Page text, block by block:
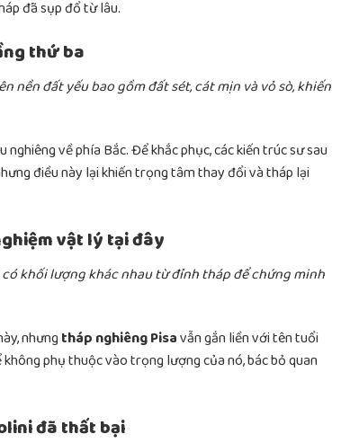
đã sụp đổ từ lâu.
thứ ba
đất yếu bao gồm đất sét, cát mịn và vỏ sò, khiến
về phía Bắc. Để khắc phục, các kiến trúc sư sau
điều này lại khiến trọng tâm thay đổi và tháp lại
vật lý tại đây
khối lượng khác nhau từ đỉnh tháp để chứng minh
nhưngtháp nghiêng Pisavẫn gắn liền với tên tuổi
phụ thuộc vào trọng lượng của nó, bác bỏ quan
đã thất bại